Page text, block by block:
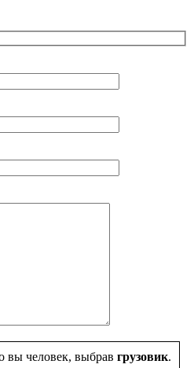
вы человек, выбрав грузовик.